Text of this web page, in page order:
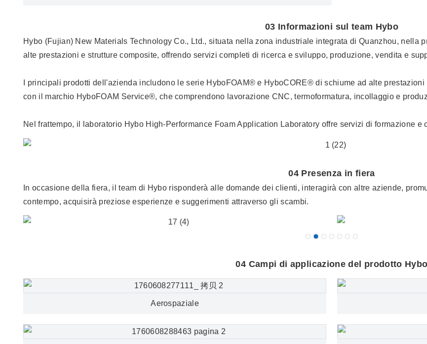
03 Informazioni sul team Hybo
Hybo (Fujian) New Materials Technology Co., Ltd., situata nella zona industriale integrata di Quanzhou, nella
alte prestazioni e strutture composite, offrendo servizi completi di ricerca e sviluppo, produzione, vendita e
I principali prodotti dell'azienda includono le serie HyboFOAM® e HyboCORE® di schiume ad alte
con il marchio HyboFOAM Service®, che comprendono lavorazione CNC, termoformatura, incollaggio e
Nel frattempo, il laboratorio Hybo High-Performance Foam Application Laboratory offre servizi di formazione e
04 Presenza in fiera
In occasione della fiera, il team di Hybo risponderà alle domande dei clienti, interagirà con altre aziende,
contempo, acquisirà preziose esperienze e suggerimenti attraverso gli scambi.
04 Campi di applicazione del prodotto Hybo
Aerospaziale